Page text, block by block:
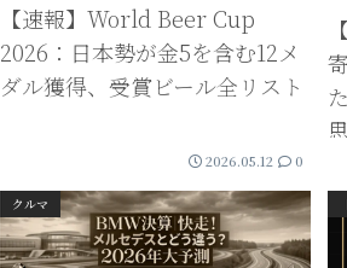
【速報】World Beer Cup
2026：日本勢が金5を含む12メ
ダル獲得、受賞ビール全リスト
2026.05.12 0
クルマ